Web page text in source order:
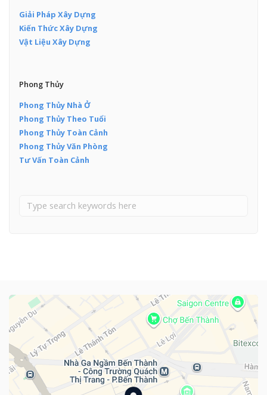
Giải Pháp Xây Dựng
Kiến Thức Xây Dựng
Vật Liệu Xây Dựng
Phong Thủy
Phong Thủy Nhà Ở
Phong Thủy Theo Tuổi
Phong Thủy Toàn Cảnh
Phong Thủy Văn Phòng
Tư Vấn Toàn Cảnh